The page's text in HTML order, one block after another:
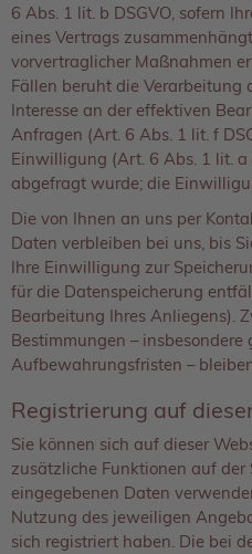
6 Abs. 1 lit. b DSGVO, sofern
eines Vertrags
vorvertraglicher Maßnahmen
Fällen beruht die Verarbeitung
Interesse an der effektiven
Anfragen (Art. 6 Abs. 1 lit. f
Einwilligung (Art. 6 Abs. 1 lit. a
abgefragt wurde; die
Die von Ihnen an uns per
Daten verbleiben bei uns, bis
Ihre Einwilligung zur
für die Datenspeicherung
Bearbeitung Ihres Anliegens).
Bestimmungen – insbesondere
Aufbewahrungsfristen –
Registrierung auf
Sie können sich auf dieser
zusätzliche Funktionen auf der
eingegebenen Daten
Nutzung des jeweiligen
sich registriert haben. Die bei